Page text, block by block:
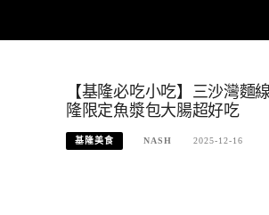
【基隆必吃小吃】三沙灣麵
隆限定魚漿包大腸超好吃
基隆美食 NASH 2025-12-16